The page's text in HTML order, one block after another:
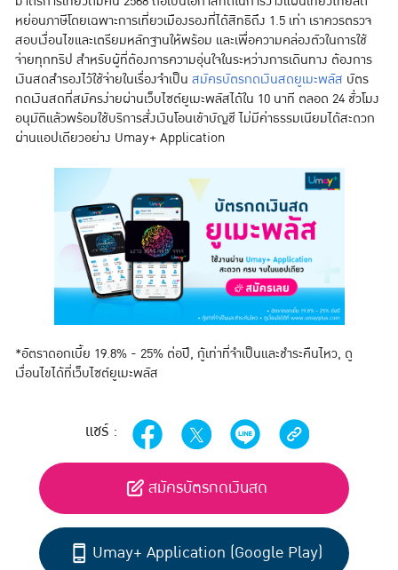
หย่อนภาษีโดยเฉพาะการเที่ยวเมืองรองที่ได้สิทธิถึง 1.5 เท่า เราควรตรวจ
สอบเงื่อนไขและเตรียมหลักฐานให้พร้อม และเพื่อความคล่องตัวในการใช้
จ่ายทุกทริป สำหรับผู้ที่ต้องการความอุ่นใจในระหว่างการเดินทาง ต้องการ
เงินสดสำรองไว้ใช้จ่ายในเรื่องจำเป็น สมัครบัตรกดเงินสดยูเมะพลัส บัตร
กดเงินสดที่สมัครง่ายผ่านเว็บไซต์ยูเมะพลัสได้ใน 10 นาที ตลอด 24 ชั่วโมง
อนุมัติแล้วพร้อมใช้บริการสั่งเงินโอนเข้าบัญชี ไม่มีค่าธรรมเนียมได้สะดวก
ผ่านแอปเดียวอย่าง Umay+ Application
*อัตราดอกเบี้ย 19.8% - 25% ต่อปี, กู้เท่าที่จำเป็นและชำระคืนไหว, ดู
เงื่อนไขได้ที่เว็บไซต์ยูเมะพลัส
แชร์ :
สมัครบัตรกดเงินสด
Umay+ Application (Google Play)